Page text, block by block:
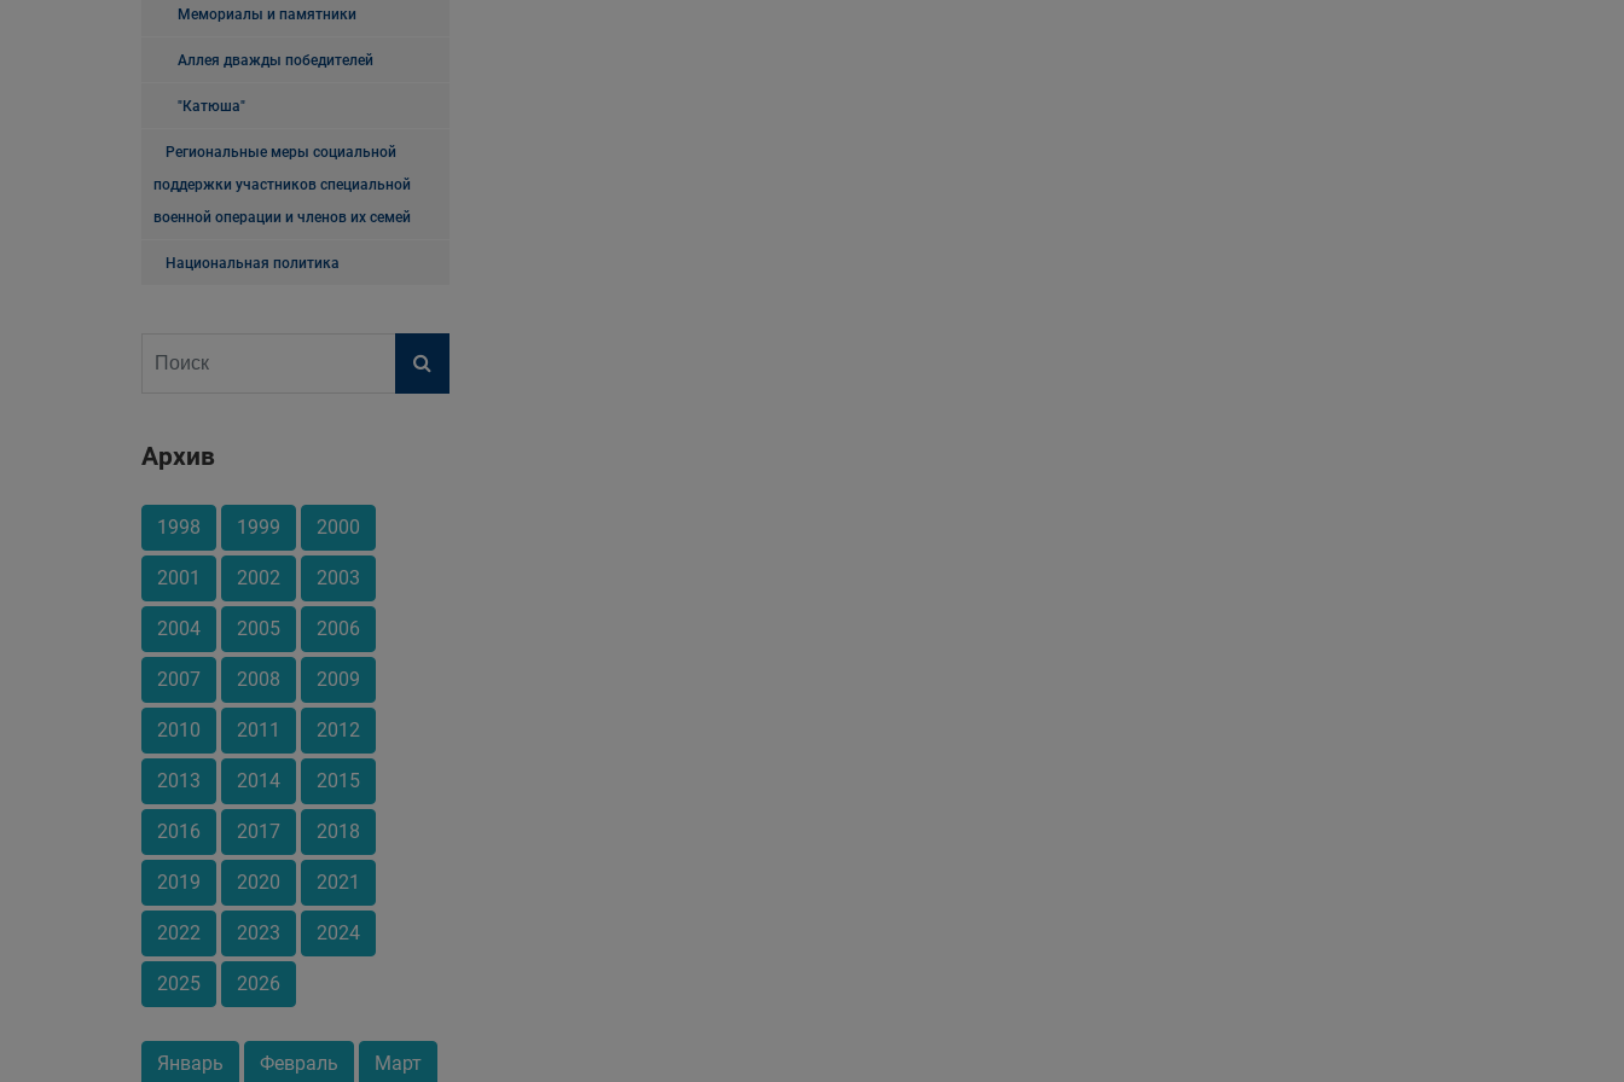
Мемориалы и памятники
Аллея дважды победителей
"Катюша"
Региональные меры социальной
поддержки участников специальной
военной операции и членов их семей
Национальная политика
Архив
1998 1999 2000
2001 2002 2003
2004 2005 2006
2007 2008 2009
2010 2011 2012
2013 2014 2015
2016 2017 2018
2019 2020 2021
2022 2023 2024
2025 2026
Январь Февраль Март